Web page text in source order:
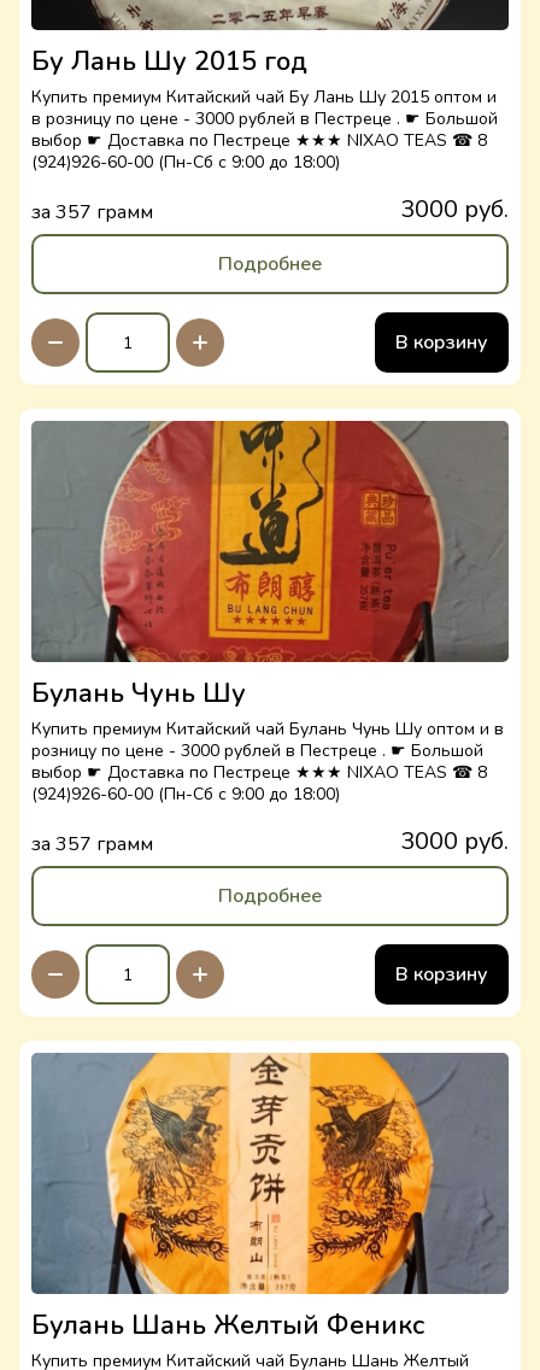
Бу Лань Шу 2015 год
Купить премиум Китайский чай Бу Лань Шу 2015 оптом и
в розницу по цене - 3000 рублей в Пестреце . ☛ Большой
выбор ☛ Доставка по Пестреце ★★★ NIXAO TEAS ☎ 8
(924)926-60-00 (Пн-Сб с 9:00 до 18:00)
за 357 грамм 3000 руб.
Подробнее
В корзину
Булань Чунь Шу
Купить премиум Китайский чай Булань Чунь Шу оптом и в
розницу по цене - 3000 рублей в Пестреце . ☛ Большой
выбор ☛ Доставка по Пестреце ★★★ NIXAO TEAS ☎ 8
(924)926-60-00 (Пн-Сб с 9:00 до 18:00)
за 357 грамм 3000 руб.
Подробнее
В корзину
Булань Шань Желтый Феникс
Купить премиум Китайский чай Булань Шань Желтый